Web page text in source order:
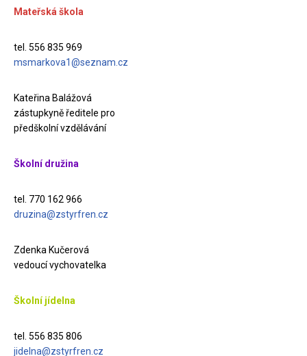
Mateřská škola
tel. 556 835 969
msmarkova1@seznam.cz
Kateřina Balážová
zástupkyně ředitele pro
předškolní vzdělávání
Školní družina
tel. 770 162 966
druzina@zstyrfren.cz
Zdenka Kučerová
vedoucí vychovatelka
Školní jídelna
tel. 556 835 806
jidelna@zstyrfren.cz